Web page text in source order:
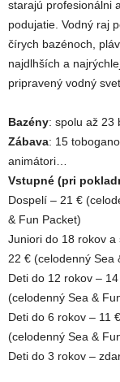
starajú profesionálni
podujatie. Vodný raj
čírych bazénoch,
najdlhších a
pripravený vodný
Bazény: spolu až 23
Zábava: 15
animátori…
Vstupné (pri
Dospelí – 21 €
& Fun Packet)
Juniori do 18 rokov
22 € (celodenný Sea
Deti do 12 rokov –
(celodenný Sea &
Deti do 6 rokov – 11
(celodenný Sea &
Deti do 3 rokov –